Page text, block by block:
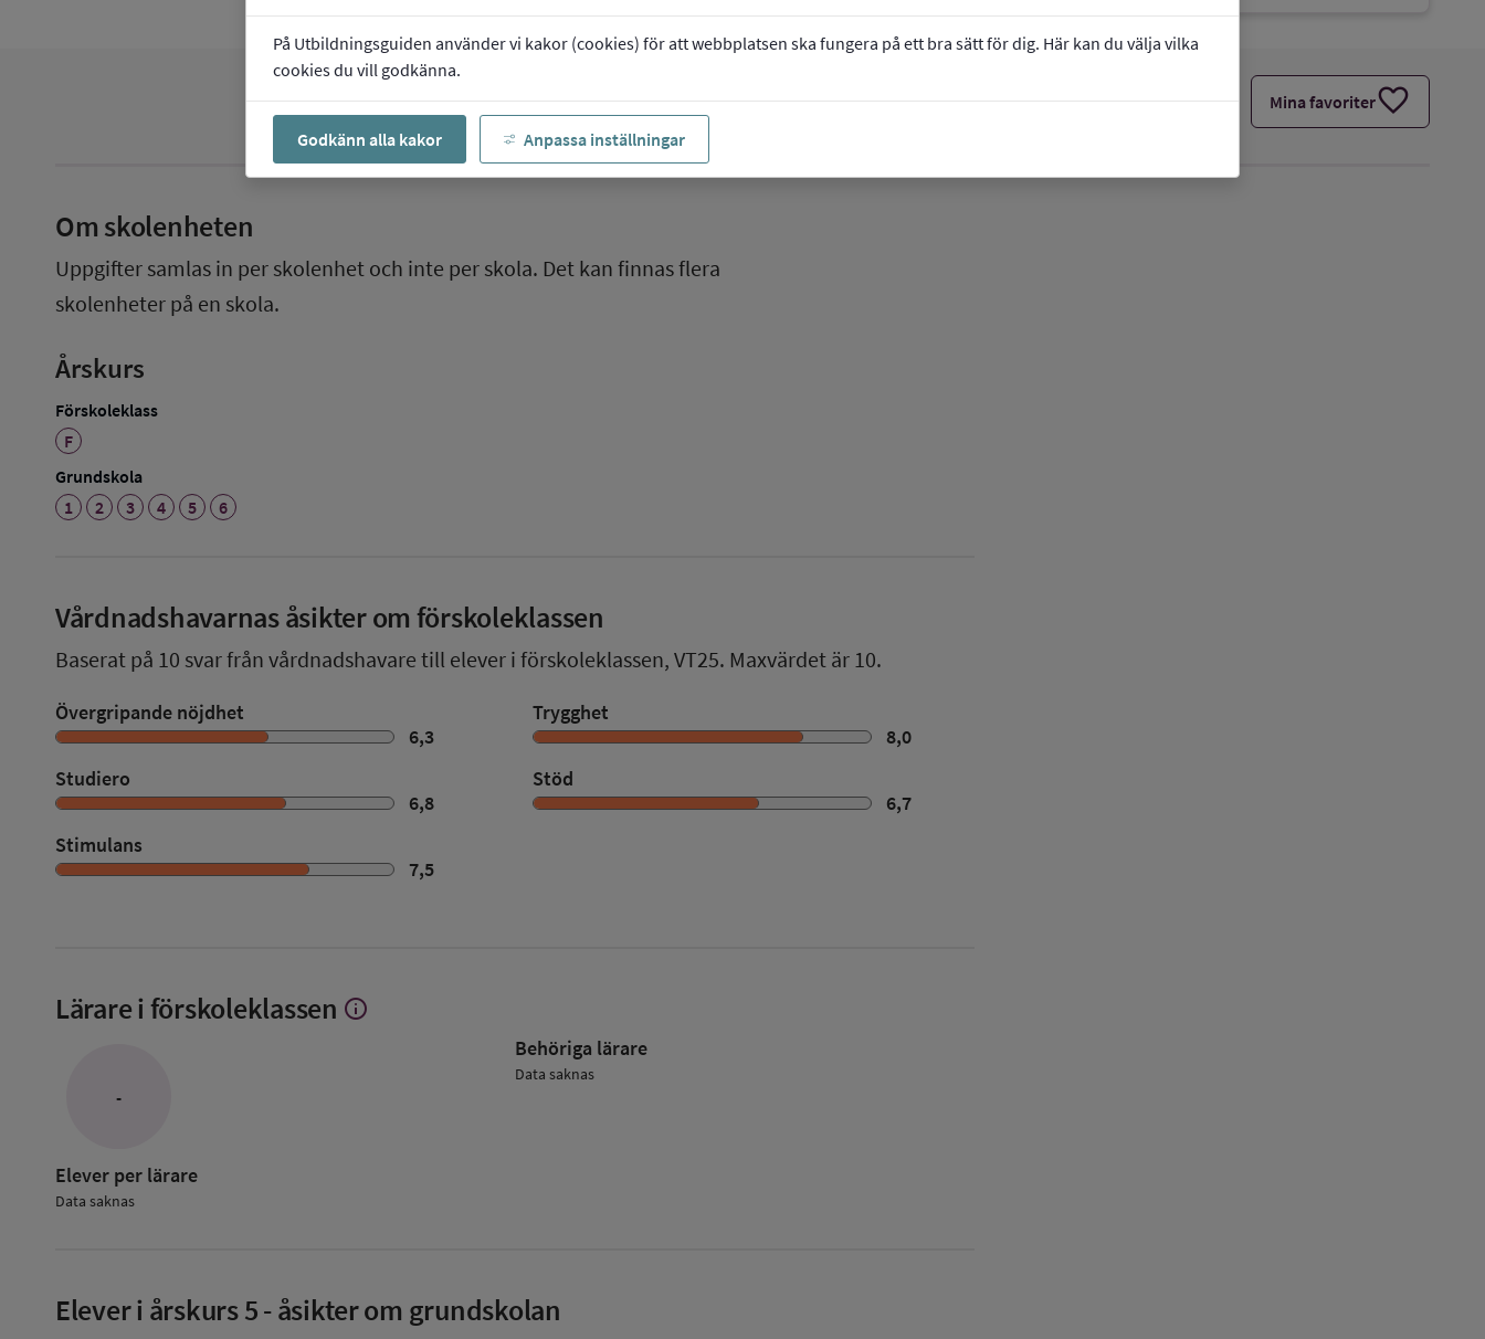
På Utbildningsguiden använder vi kakor (cookies) för att webbplatsen ska fungera på ett bra sätt för dig. Här kan du välja vilka
cookies du vill godkänna.
Godkänn alla kakor Anpassa inställningar
Mina favoriterfavorite
Om skolenheten
Uppgifter samlas in per skolenhet och inte per skola. Det kan finnas flera
skolenheter på en skola.
Årskurs
Förskoleklass
F
Grundskola
1
2 3 4 5 6
Vårdnadshavarnas åsikter om förskoleklassen
Baserat på 10 svar från vårdnadshavare till elever i förskoleklassen, VT25. Maxvärdet är 10.
Övergripande nöjdhet
6,3
Trygghet
8,0
Studiero
6,8
Stöd
6,7
Stimulans
7,5
Lärare i förskoleklassen Visa
info
-
Elever per lärare
Data saknas
Behöriga lärare
Data saknas
Elever i årskurs 5- åsikter om grundskolan